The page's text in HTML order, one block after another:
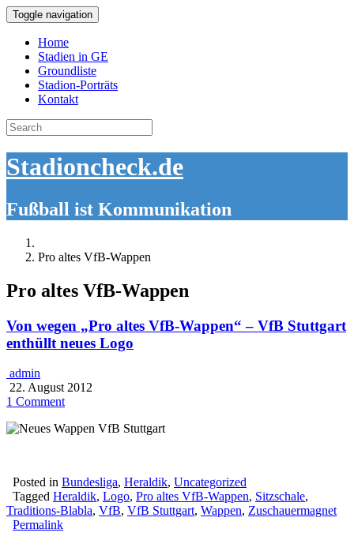
Toggle navigation
Home
Stadien in GE
Groundliste
Stadion-Porträts
Kontakt
Search
for:
Stadioncheck.de
Fußball ist Kommunikation
Pro altes VfB-Wappen
Pro altes VfB-Wappen
Von wegen „Pro altes VfB-Wappen“ – VfB Stuttgart
enthüllt neues Logo
admin
22. August 2012
1 Comment
Posted in Bundesliga, Heraldik, Uncategorized
Tagged Heraldik, Logo, Pro altes VfB-Wappen, Sitzschale,
Traditions-Blabla, VfB, VfB Stuttgart, Wappen, Zuschauermagnet
Permalink